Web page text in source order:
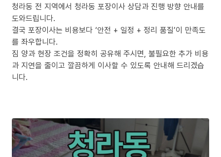
청라동 전 지역에서 청라동 포장이사 상담과 진행 방향 안내를
도와드립니다.
결국 포장이사는 비용보다 ‘안전 + 일정 + 정리 품질’이 만족도
를 좌우합니다.
짐 양과 현장 조건을 정확히 공유해 주시면, 불필요한 추가 비용
과 지연을 줄이고 깔끔하게 이사할 수 있도록 안내해 드리겠습
니다.